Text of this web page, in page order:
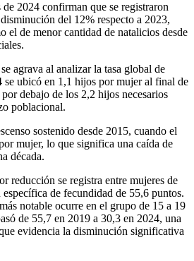
2024 confirman que se registraron
del 12% respecto a 2023,
el de menor cantidad de natalicios desde
agrava al analizar la tasa global de
se ubicó en 1,1 hijos por mujer al final de
debajo de los 2,2 hijos necesarios
poblacional.
sostenido desde 2015, cuando el
mujer, lo que significa una caída de
década.
reducción se registra entre mujeres de
específica de fecundidad de 55,6 puntos.
notable ocurre en el grupo de 15 a 19
de 55,7 en 2019 a 30,3 en 2024, una
evidencia la disminución significativa